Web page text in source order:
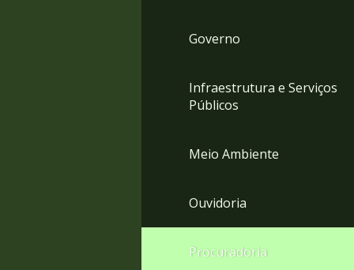
Governo
Infraestrutura e Serviços
Públicos
Meio Ambiente
Ouvidoria
Procuradoria